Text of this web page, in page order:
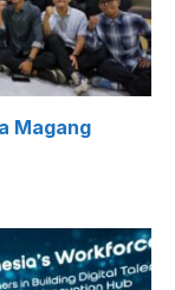
Magang